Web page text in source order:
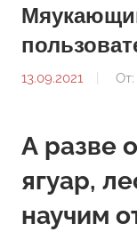
13.09.2021 От:
А разве
ягуар,
научим